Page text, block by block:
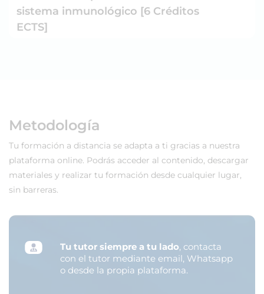
sistema inmunológico [6 Créditos
ECTS]
Metodología
Tu formación a distancia se adapta a ti gracias a nuestra
plataforma online. Podrás acceder al contenido, descargar
materiales y realizar tu formación desde cualquier lugar,
sin barreras.
Tu tutor siempre a tu lado, contacta
con el tutor mediante email, Whatsapp
o desde la propia plataforma.